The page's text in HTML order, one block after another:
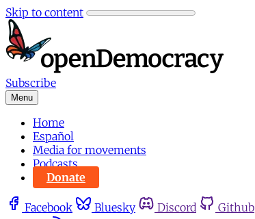
Skip to content
Subscribe
Menu
Home
Español
Media for movements
Podcasts
Donate
Facebook Bluesky Discord Github